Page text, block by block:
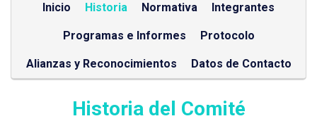
Inicio Historia Normativa Integrantes
Programas e Informes Protocolo
Alianzas y Reconocimientos Datos de Contacto
Historia del Comité